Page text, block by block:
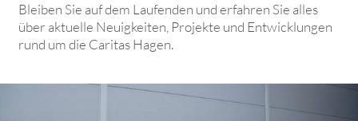
Bleiben Sie auf dem Laufenden und erfahren Sie alles
über aktuelle Neuigkeiten, Projekte und Entwicklungen
rund um die Caritas Hagen.